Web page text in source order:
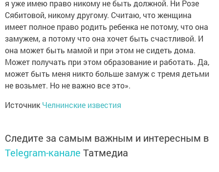
я уже имею право никому не быть должной. Ни Розе
Сябитовой, никому другому. Считаю, что женщина
имеет полное право родить ребенка не потому, что она
замужем, а потому что она хочет быть счастливой. И
она может быть мамой и при этом не сидеть дома.
Может получать при этом образование и работать. Да,
может быть меня никто больше замуж с тремя детьми
не возьмет. Но не важно все это».
ИсточникЧелнинские известия
Следите за самым важным и интересным в
Telegram-канале Татмедиа